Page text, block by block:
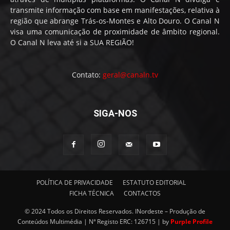
transmite informação com base em manifestações, relativa à
região que abrange Trás-os-Montes e Alto Douro. O Canal N
visa uma comunicação de proximidade de âmbito regional.
O Canal N leva até si a SUA REGIÃO!
Contato: geral@canaln.tv
SIGA-NOS
POLÍTICA DE PRIVACIDADE
ESTATUTO EDITORIAL
FICHA TÉCNICA
CONTACTOS
© 2024 Todos os Direitos Reservados. INordeste – Produção de
Conteúdos Multimédia | Nª Registo ERC: 126715 | by Purple Profile